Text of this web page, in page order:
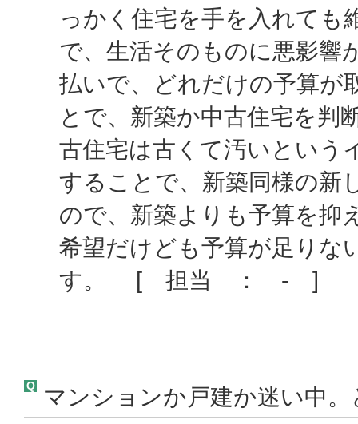
っかく住宅を手を入れても
で、生活そのものに悪影響
払いで、どれだけの予算が
とで、新築か中古住宅を判
古住宅は古くて汚いという
することで、新築同様の新
ので、新築よりも予算を抑
希望だけども予算が足りな
す。 [ 担当 ： - ]
Q マンションか戸建か迷い中